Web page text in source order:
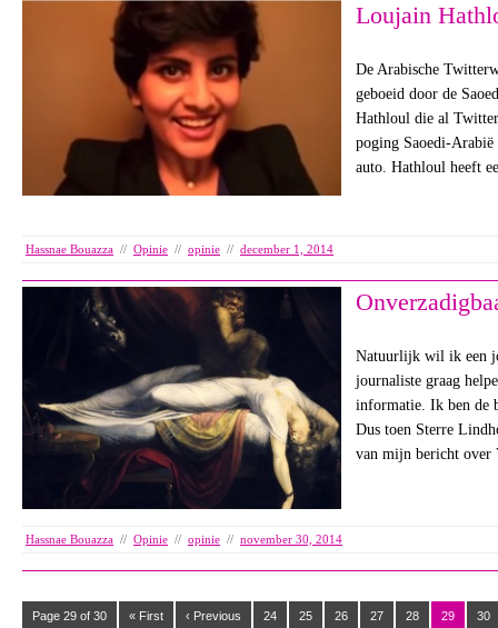
Loujain
De Arabische
geboeid door de
Hathloul die al
poging Saoedi-
auto. Hathloul heeft
Hassnae Bouazza // Opinie // opinie // december 1, 2014
Natuurlijk wil ik een
journaliste graag
informatie. Ik ben de
Dus toen Sterre
van mijn bericht
Hassnae Bouazza // Opinie // opinie // november 30, 2014
Page 29 of 30 « First ‹ Previous 24 25 26 27 28 29 30